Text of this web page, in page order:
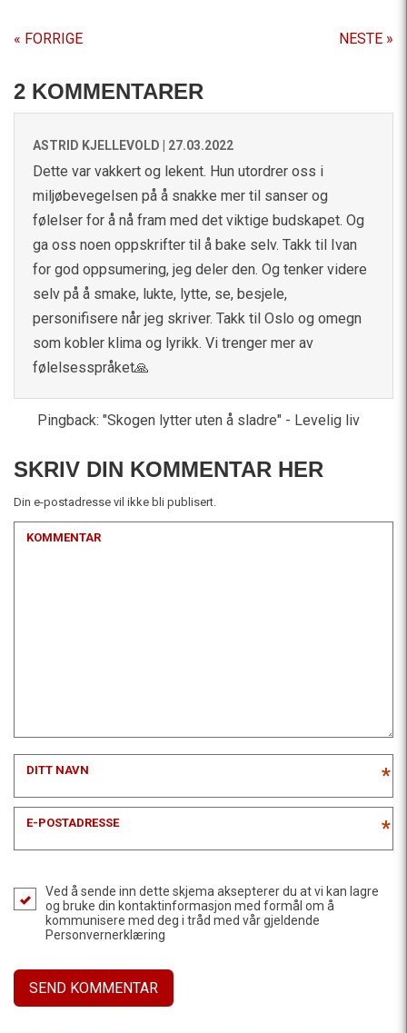
« FORRIGE NESTE »
2 KOMMENTARER
ASTRID KJELLEVOLD | 27.03.2022
Dette var vakkert og lekent. Hun utordrer oss i
miljøbevegelsen på å snakke mer til sanser og
følelser for å nå fram med det viktige budskapet. Og
ga oss noen oppskrifter til å bake selv. Takk til Ivan
for god oppsumering, jeg deler den. Og tenker videre
selv på å smake, lukte, lytte, se, besjele,
personifisere når jeg skriver. Takk til Oslo og omegn
som kobler klima og lyrikk. Vi trenger mer av
følelsesspråket🙏
Pingback: "Skogen lytter uten å sladre" - Levelig liv
SKRIV DIN KOMMENTAR HER
Din e-postadresse vil ikke bli publisert.
KOMMENTAR
DITT NAVN *
E-POSTADRESSE *
Ved å sende inn dette skjema aksepterer du at vi kan lagre
og bruke din kontaktinformasjon med formål om å
kommunisere med deg i tråd med vår gjeldende
Personvernerklæring